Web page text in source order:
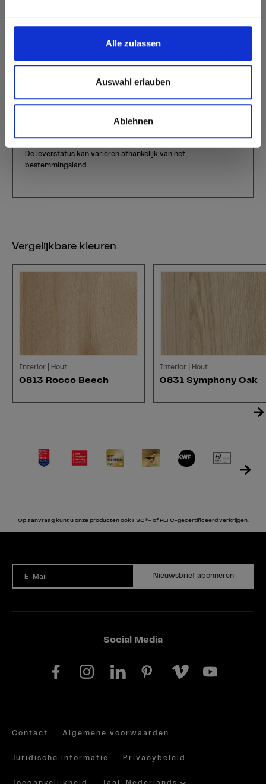
Alle zulassen
Auswahl erlauben
Ablehnen
Dit decor is richtinggebonden (in de lengterichting). Houd hier
Standaardoppervlak interieur:
Beschikbare producten
De leverstatus kan variëren afhankelijk van het
bestemmingsland.
Vergelijkbare kleuren
Interior | Hout
0813 Rocco Beech
Interior | Hout
0831 Symphony Oak
Op aanvraag kunt u onze producten ook FSC®- of PEFC-gecertificeerd verkrijgen.
E-Mail Nieuwsbrief abonneren
Social Media
Contact Algemene voorwaarden
Juridische informatie Privacybeleid